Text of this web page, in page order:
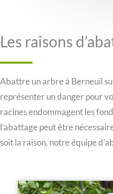
Les raisons
Abattre un arbre à Berneuil
représenter un danger pour
racines endommagent les
l’abattage peut être
soit la raison, notre équipe